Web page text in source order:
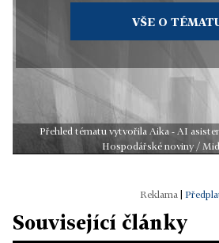
VŠE O
Přehled tématu vytvořila Aika - AI
Hospodářské noviny /
Související články